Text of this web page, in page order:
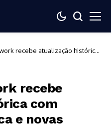
recebe atualização histórica
recebe
com
e novas